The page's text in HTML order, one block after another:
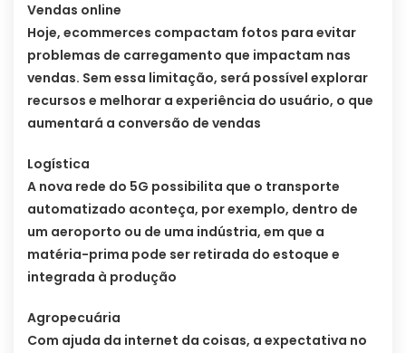
Vendas online
Hoje, ecommerces compactam fotos para evitar
problemas de carregamento que impactam nas
vendas. Sem essa limitação, será possível explorar
recursos e melhorar a experiência do usuário, o que
aumentará a conversão de vendas
Logística
A nova rede do 5G possibilita que o transporte
automatizado aconteça, por exemplo, dentro de
um aeroporto ou de uma indústria, em que a
matéria-prima pode ser retirada do estoque e
integrada à produção
Agropecuária
Com ajuda da internet da coisas, a expectativa no